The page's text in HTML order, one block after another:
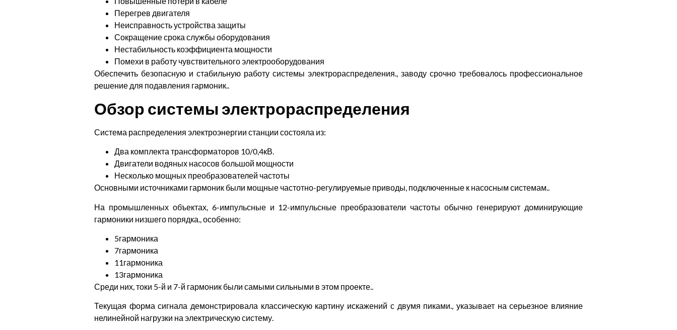
Перегрев двигателя
Неисправность устройства защиты
Сокращение срока службы оборудования
Нестабильность коэффициента мощности
Помехи в работу чувствительного электрооборудования
Обеспечить безопасную и стабильную работу системы электрораспределения., заводу срочно требовалось профессиональное
решение для подавления гармоник..
Обзор системы электрораспределения
Система распределения электроэнергии станции состояла из:
Два комплекта трансформаторов 10/0,4кВ.
Двигатели водяных насосов большой мощности
Несколько мощных преобразователей частоты
Основными источниками гармоник были мощные частотно-регулируемые приводы, подключенные к насосным системам..
На промышленных объектах, 6-импульсные и 12-импульсные преобразователи частоты обычно генерируют доминирующие
гармоники низшего порядка., особенно:
5гармоника
7гармоника
11гармоника
13гармоника
Среди них, токи 5-й и 7-й гармоник были самыми сильными в этом проекте..
Текущая форма сигнала демонстрировала классическую картину искажений с двумя пиками., указывает на серьезное влияние
нелинейной нагрузки на электрическую систему.